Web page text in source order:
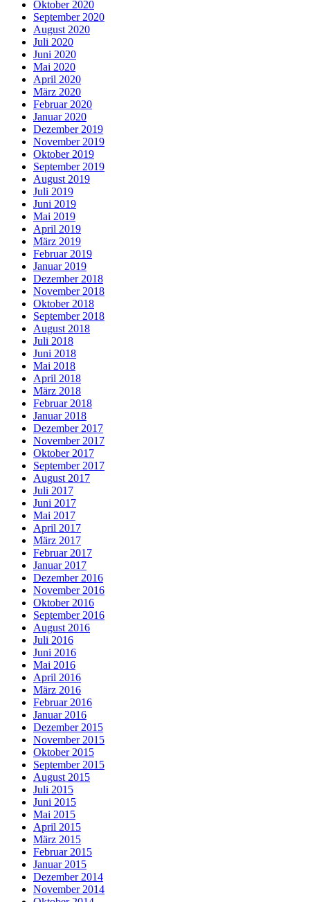
Oktober 2020
September 2020
August 2020
Juli 2020
Juni 2020
Mai 2020
April 2020
März 2020
Februar 2020
Januar 2020
Dezember 2019
November 2019
Oktober 2019
September 2019
August 2019
Juli 2019
Juni 2019
Mai 2019
April 2019
März 2019
Februar 2019
Januar 2019
Dezember 2018
November 2018
Oktober 2018
September 2018
August 2018
Juli 2018
Juni 2018
Mai 2018
April 2018
März 2018
Februar 2018
Januar 2018
Dezember 2017
November 2017
Oktober 2017
September 2017
August 2017
Juli 2017
Juni 2017
Mai 2017
April 2017
März 2017
Februar 2017
Januar 2017
Dezember 2016
November 2016
Oktober 2016
September 2016
August 2016
Juli 2016
Juni 2016
Mai 2016
April 2016
März 2016
Februar 2016
Januar 2016
Dezember 2015
November 2015
Oktober 2015
September 2015
August 2015
Juli 2015
Juni 2015
Mai 2015
April 2015
März 2015
Februar 2015
Januar 2015
Dezember 2014
November 2014